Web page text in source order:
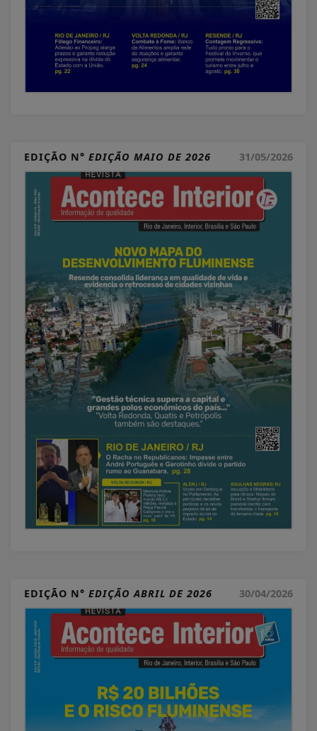
EDIÇÃO N° EDIÇÃO MAIO DE 2026 31/05/2026
EDIÇÃO N° EDIÇÃO ABRIL DE 2026 30/04/2026